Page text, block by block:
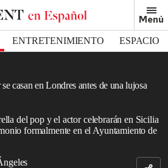
Menú
ENTRETENIMIENTO
ESPACIO
casan en Londres antes de una lujosa
del pop y el actor celebrarán en Sicilia
formalmente en el Ayuntamiento de